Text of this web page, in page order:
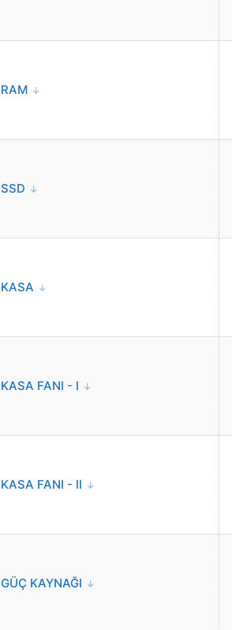
RAM
SSD
KASA
KASA FANI - I
KASA FANI - II
GÜÇ KAYNAĞI